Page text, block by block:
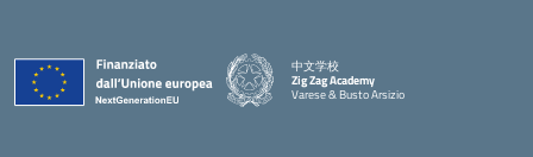
中文学校
Zig Zag Academy
Varese & Busto Arsizio